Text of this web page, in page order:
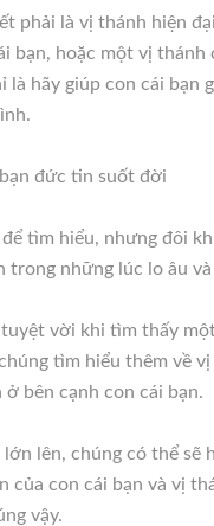
phải là vị thánh hiện
bạn, hoặc một vị
là hãy giúp con cái bạn
đức tin suốt đời
tìm hiểu, nhưng đôi
trong những lúc lo âu
vời khi tìm thấy
tìm hiểu thêm về
bên cạnh con cái bạn.
lên, chúng có thể sẽ
của con cái bạn và vị
vậy.